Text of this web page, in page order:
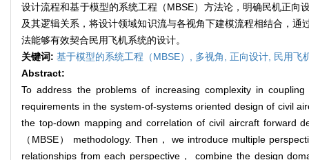
设计流程和基于模型的系统工程（MBSE）方法论，明确民机正
及其逻辑关系，将设计领域知识流与各视角下建模流程相结合，
法能够有效契合民用飞机系统的设计。
关键词: 基于模型的系统工程（MBSE）, 多视角, 正向设计, 民用飞
Abstract:
To address the problems of increasing complexity in
requirements in the system-of-systems oriented design of civil
the top-down mapping and correlation of civil aircraft forward
（MBSE） methodology. Then， we introduce multiple
relationships from each perspective， combine the design